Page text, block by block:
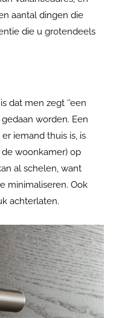
aantal dingen die
die u grotendeels
dat men zegt ‘’een
worden. Een
iemand thuis is, is
woonkamer) op
al schelen, want
minimaliseren. Ook
achterlaten.